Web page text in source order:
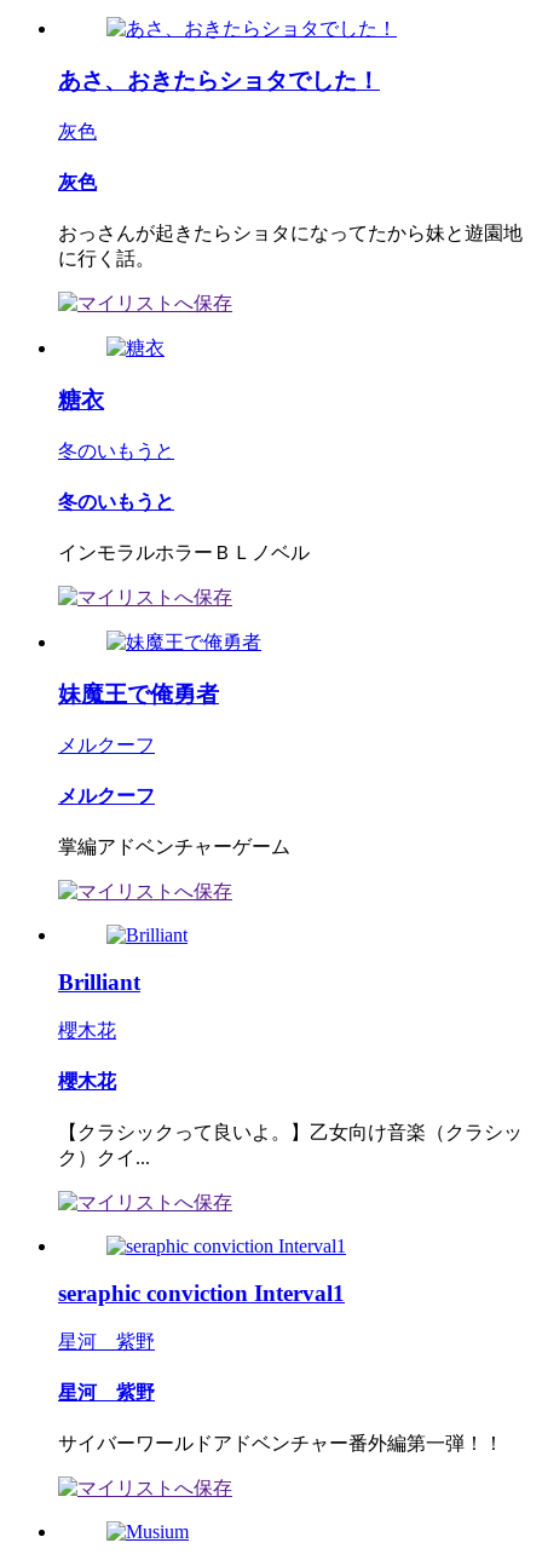
あさ、おきたらショタでした！
灰色
灰色
おっさんが起きたらショタになってたから妹と遊園地
に行く話。
糖衣
冬のいもうと
冬のいもうと
インモラルホラーＢＬノベル
妹魔王で俺勇者
メルクーフ
メルクーフ
掌編アドベンチャーゲーム
Brilliant
櫻木花
櫻木花
【クラシックって良いよ。】乙女向け音楽（クラシッ
ク）クイ...
seraphic conviction Interval1
星河 紫野
星河 紫野
サイバーワールドアドベンチャー番外編第一弾！！